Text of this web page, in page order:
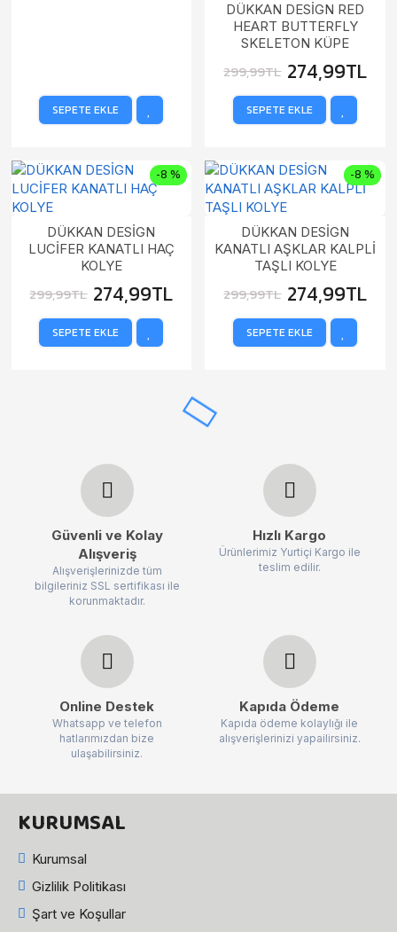
SEPETE EKLE
DÜKKAN DESİGN RED
HEART BUTTERFLY
SKELETON KÜPE
274,99TL
299,99TL
SEPETE EKLE
-8 %
DÜKKAN DESİGN
LUCİFER KANATLI HAÇ
KOLYE
274,99TL
299,99TL
SEPETE EKLE
-8 %
DÜKKAN DESİGN
KANATLI AŞKLAR KALPLİ
TAŞLI KOLYE
274,99TL
299,99TL
SEPETE EKLE
Güvenli ve Kolay
Alışveriş
Alışverişlerinizde tüm
bilgileriniz SSL sertifikası ile
korunmaktadır.
Hızlı Kargo
Ürünlerimiz Yurtiçi Kargo ile
teslim edilir.
Online Destek
Whatsapp ve telefon
hatlarımızdan bize
ulaşabilirsiniz.
Kapıda Ödeme
Kapıda ödeme kolaylığı ile
alışverişlerinizi yapailirsiniz.
KURUMSAL
Kurumsal
Gizlilik Politikası
Şart ve Koşullar